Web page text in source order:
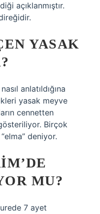
açıklanmıştır.
YASAK
anlatıldığına
yasak meyve
cennetten
Birçok
deniyor.
MU?
7 ayet